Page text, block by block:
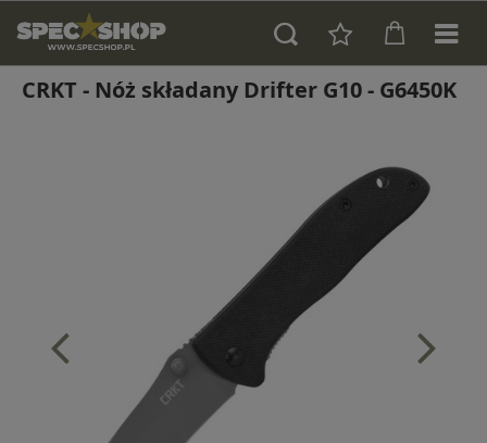
CRKT - Nóż składany Drifter G10 - G6450K